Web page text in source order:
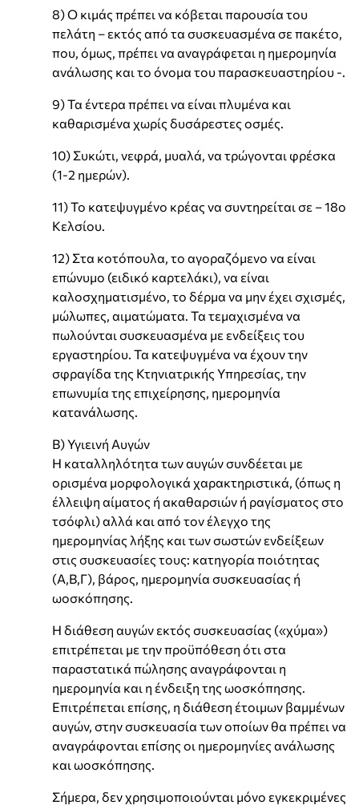
8) Ο κιμάς πρέπει να κόβεται παρουσία του
πελάτη – εκτός από τα συσκευασμένα σε πακέτο,
που, όμως, πρέπει να αναγράφεται η ημερομηνία
ανάλωσης και το όνομα του παρασκευαστηρίου -.
9) Τα έντερα πρέπει να είναι πλυμένα και
καθαρισμένα χωρίς δυσάρεστες οσμές.
10) Συκώτι, νεφρά, μυαλά, να τρώγονται φρέσκα
(1-2 ημερών).
11) Το κατεψυγμένο κρέας να συντηρείται σε – 18ο
Κελσίου.
12) Στα κοτόπουλα, το αγοραζόμενο να είναι
επώνυμο (ειδικό καρτελάκι), να είναι
καλοσχηματισμένο, το δέρμα να μην έχει σχισμές,
μώλωπες, αιματώματα. Τα τεμαχισμένα να
πωλούνται συσκευασμένα με ενδείξεις του
εργαστηρίου. Τα κατεψυγμένα να έχουν την
σφραγίδα της Κτηνιατρικής Υπηρεσίας, την
επωνυμία της επιχείρησης, ημερομηνία
κατανάλωσης.
Β) Υγιεινή Αυγών
Η καταλληλότητα των αυγών συνδέεται με
ορισμένα μορφολογικά χαρακτηριστικά, (όπως η
έλλειψη αίματος ή ακαθαρσιών ή ραγίσματος στο
τσόφλι) αλλά και από τον έλεγχο της
ημερομηνίας λήξης και των σωστών ενδείξεων
στις συσκευασίες τους: κατηγορία ποιότητας
(Α,Β,Γ), βάρος, ημερομηνία συσκευασίας ή
ωοσκόπησης.
Η διάθεση αυγών εκτός συσκευασίας («χύμα»)
επιτρέπεται με την προϋπόθεση ότι στα
παραστατικά πώλησης αναγράφονται η
ημερομηνία και η ένδειξη της ωοσκόπησης.
Επιτρέπεται επίσης, η διάθεση έτοιμων βαμμένων
αυγών, στην συσκευασία των οποίων θα πρέπει να
αναγράφονται επίσης οι ημερομηνίες ανάλωσης
και ωοσκόπησης.
Σήμερα, δεν χρησιμοποιούνται μόνο εγκεκριμένες